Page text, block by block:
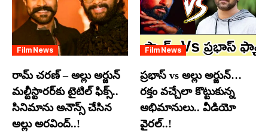
Film News
రామ్ చరణ్ – అల్లు అర్జున్
మల్టీస్టారర్​కు టైటిల్ ఫిక్స్..
సినిమాను అనౌన్స్ చేసిన
అల్లు అరవింద్..!
Film News
ప్రభాస్ vs అల్లు అర్జున్…
రక్తం వచ్చేలా కొట్టుకున్న
అభిమానులు.. వీడియో
వైరల్..!